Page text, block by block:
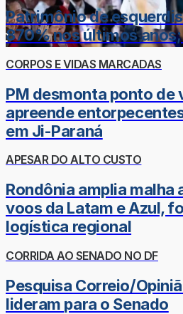
Patrimônio de
870% nos últimos
CORPOS E VIDAS MARCADAS
PM desmonta ponto de
apreende
em Ji-Paraná
APESAR DO ALTO CUSTO
Rondônia amplia malha
voos da Latam e Azul,
logística regional
CORRIDA AO SENADO NO DF
Pesquisa Correio/
lideram para o Senado